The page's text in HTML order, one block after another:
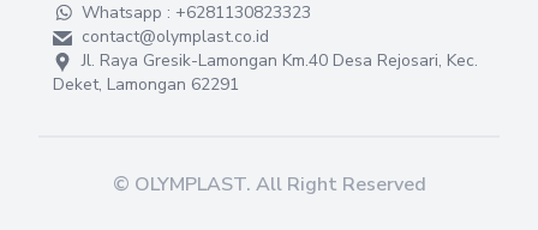
Whatsapp : +6281130823323
contact@olymplast.co.id
Jl. Raya Gresik-Lamongan Km.40 Desa Rejosari, Kec.
Deket, Lamongan 62291
© OLYMPLAST. All Right Reserved